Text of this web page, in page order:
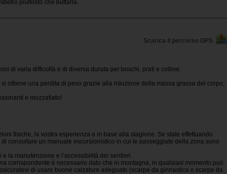
piuttosto che buttarla.
Scarica il percorso GPS
di varia difficoltà e di diversa durata per boschi, prati e colline.
ottiene una perdita di peso grazie alla riduzione della massa grassa del corpo,
e mozzafiato!
fisiche, la vostra esperienza e in base alla stagione. Se state effettuando
consultare un manuale escursionistico in cui le passeggiate della zona sono
la manutenzione e l’accessibilità dei sentieri.
corrispondente è necessario dato che in montagna, in qualsiasi momento può
di usare buone calzature adeguate (scarpe da ginnastica o scarpe da